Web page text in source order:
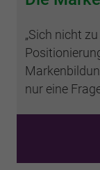
„Sich nicht
nur eine